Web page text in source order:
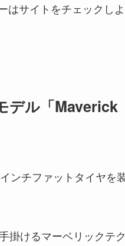
はサイトをチェックしよ
デル「Maverick
ンチファットタイヤを
掛けるマーベリックテ